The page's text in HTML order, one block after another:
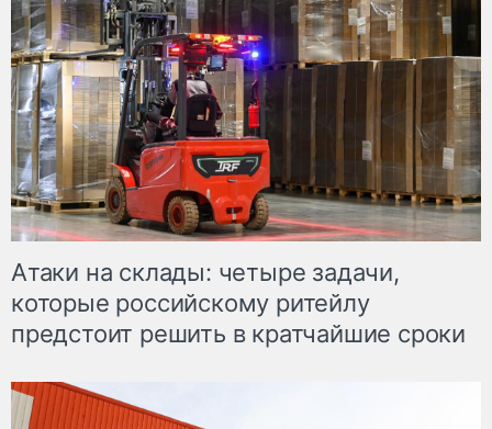
Атаки на склады: четыре задачи,
которые российскому ритейлу
предстоит решить в кратчайшие сроки